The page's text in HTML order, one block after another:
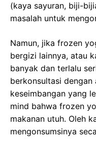
(kaya sayuran, biji-
masalah untuk
Namun, jika frozen
bergizi lainnya, atau
banyak dan terlalu
berkonsultasi
keseimbangan yang
mind bahwa frozen
makanan utuh. Oleh
mengonsumsinya